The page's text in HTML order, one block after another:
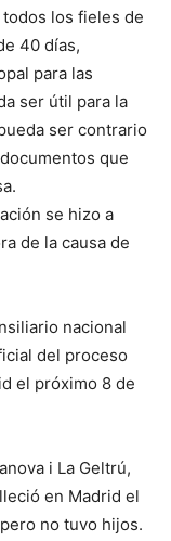
los fieles de
40 días,
para las
ser útil para la
ser contrario
que
se hizo a
de la causa de
nacional
del proceso
el próximo 8 de
i La Geltrú,
en Madrid el
no tuvo hijos.